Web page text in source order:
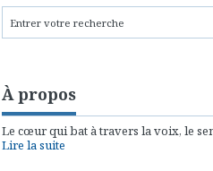
À propos
Le cœur qui bat à travers la voix, le
Lire la suite